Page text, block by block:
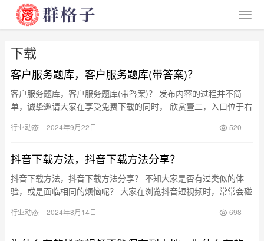
下载
客户服务题库，客户服务题库(带答案)？
客户服务题库，客户服务题库(带答案)？ 发布内容的过程并不简
单，诚挚邀请大家在享受免费下载的同时， 欣赏壹二，入口位于右
行业动态 2024年9月22日 520
抖音下载方法，抖音下载方法分享？
抖音下载方法，抖音下载方法分享？ 不知大家是否有过类似的体
验，或是面临相同的烦恼呢？ 大家在浏览抖音短视频时，常常会碰
发现…
行业动态 2024年8月14日 698